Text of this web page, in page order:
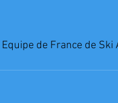
Equipe de France de Ski